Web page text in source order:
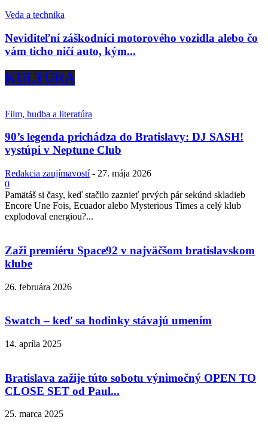
Veda a technika
Neviditeľní záškodníci motorového vozidla alebo čo
vám ticho ničí auto, kým...
KULTÚRA
Film, hudba a literatúra
90’s legenda prichádza do Bratislavy: DJ SASH!
vystúpi v Neptune Club
Redakcia zaujímavostí - 27. mája 2026
0
Pamätáš si časy, keď stačilo zaznieť prvých pár sekúnd skladieb
Encore Une Fois, Ecuador alebo Mysterious Times a celý klub
explodoval energiou?...
Zaži premiéru Space92 v najväčšom bratislavskom
klube
26. februára 2026
Swatch – keď sa hodinky stávajú umením
14. apríla 2025
Bratislava zažije túto sobotu výnimočný OPEN TO
CLOSE SET od Paul...
25. marca 2025